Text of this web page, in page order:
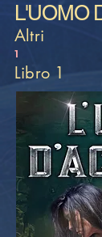
L'UOMO
Altri
1
Libro 1